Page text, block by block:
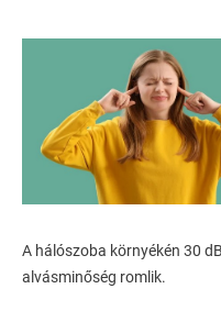
A hálószoba környékén 30
alvásminőség romlik.